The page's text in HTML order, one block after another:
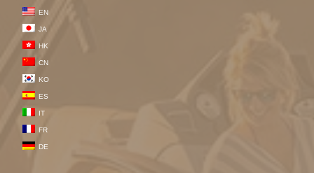
EN
JA
HK
CN
KO
ES
IT
FR
DE